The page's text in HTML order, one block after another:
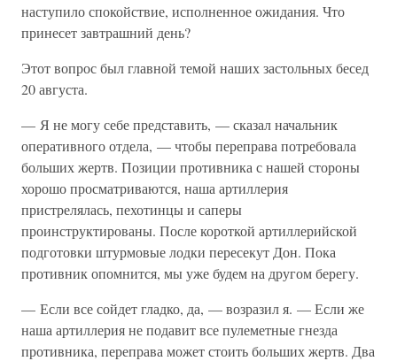
наступило спокойствие, исполненное ожидания. Что
принесет завтрашний день?
Этот вопрос был главной темой наших застольных бесед
20 августа.
— Я не могу себе представить, — сказал начальник
оперативного отдела, — чтобы переправа потребовала
больших жертв. Позиции противника с нашей стороны
хорошо просматриваются, наша артиллерия
пристрелялась, пехотинцы и саперы
проинструктированы. После короткой артиллерийской
подготовки штурмовые лодки пересекут Дон. Пока
противник опомнится, мы уже будем на другом берегу.
— Если все сойдет гладко, да, — возразил я. — Если же
наша артиллерия не подавит все пулеметные гнезда
противника, переправа может стоить больших жертв. Два